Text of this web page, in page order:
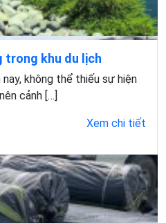
trong khu du lịch
không thể thiếu sự hiện
cảnh […]
Xem chi tiết